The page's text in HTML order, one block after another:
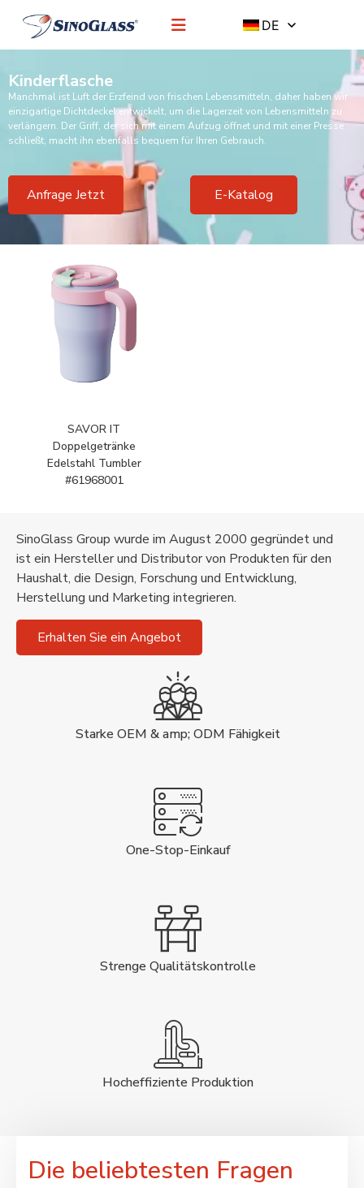
DE
Kinderflasche
Manchmal ist Luft der Erzfeind von frischen Lebensmitteln, daher haben wir
einzigartige Dichtdeckel entwickelt, um die Lagerzeit von Lebensmitteln zu
verlängern. Der Griff, der sich mit einem Aufzug öffnet und mit einer Presse
schließt, macht ihn ebenfalls bequem für Ihren Gebrauch.
Anfrage Jetzt E-Katalog
SAVOR IT
Doppelgetränke
Edelstahl Tumbler
#61968001
SinoGlass Group wurde im August 2000 gegründet und
ist ein Hersteller und Distributor von Produkten für den
Haushalt, die Design, Forschung und Entwicklung,
Herstellung und Marketing integrieren.
Erhalten Sie ein Angebot
Starke OEM & amp; ODM Fähigkeit
One-Stop-Einkauf
Strenge Qualitätskontrolle
Hocheffiziente Produktion
Die beliebtesten Fragen